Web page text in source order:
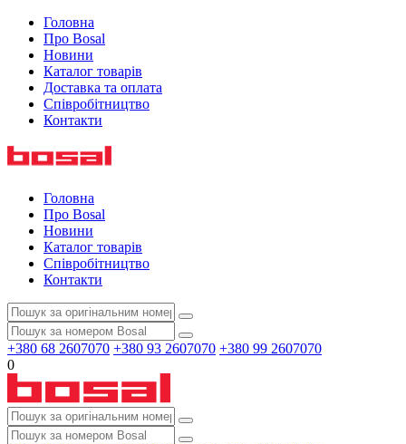
Головна
Про Bosal
Новини
Каталог товарів
Доставка та оплата
Співробітництво
Контакти
Головна
Про Bosal
Новини
Каталог товарів
Співробітництво
Контакти
+380 68 2607070 +380 93 2607070 +380 99 2607070
0